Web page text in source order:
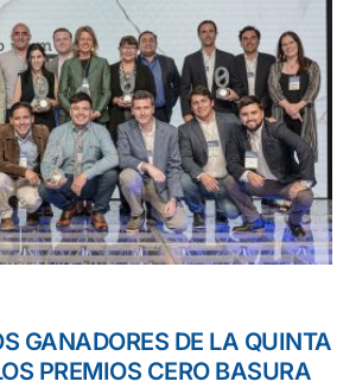
GANADORES DE LA QUINTA
PREMIOS CERO BASURA